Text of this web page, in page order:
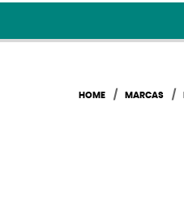
HOME MARCAS